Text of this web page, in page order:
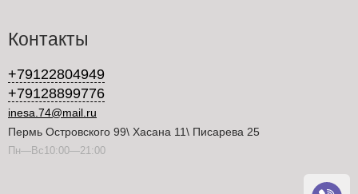
Контакты
+79122804949
+79128899776
inesa.74@mail.ru
Пермь Островского 99\ Хасана 11\ Писарева 25
Пн—Вс10:00—21:00